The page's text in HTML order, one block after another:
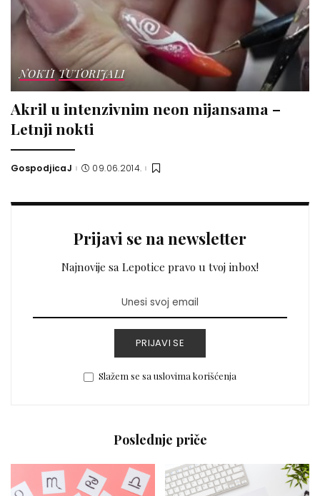
NOKTI TUTORIJALI
Akril u intenzivnim neon nijansama –
Letnji nokti
Posted
GospodjicaJ 09.06.2014.
Prijavi se na newsletter
Najnovije sa Lepotice pravo u tvoj inbox!
PRIJAVI SE
Slažem se sa uslovima korišćenja
Poslednje priče